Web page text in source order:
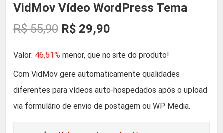
VidMov Vídeo WordPress Tema
R$55,90 O
p
r
e
R$ 29,90
p
r
Valor: 46,51% menor, que no site do produto!
Com VidMov gere automaticamente qualidades
diferentes para vídeos auto-hospedados após o upload
via formulário de envio de postagem ou WP Media.